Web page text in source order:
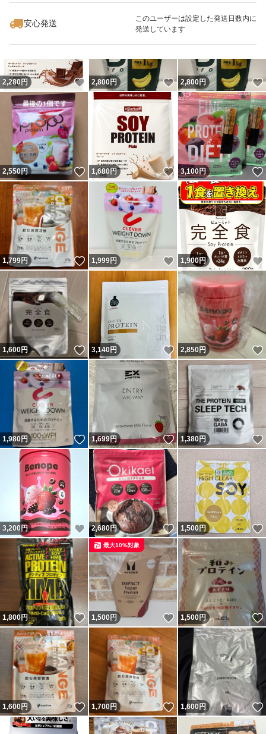
安心発送
このユーザーは設定した発送日数内に
発送しています
2,280 円 いいね！
2,800円 いいね！
2,800円
2,550円 いいね！
1,680円 いいね！
3,100円
1,799円 いいね！
1,999円 いいね！
1,900円
1,600円 いいね！
3,140円 いいね！
2,850円
1,980円 いいね！
1,699円 いいね！
1,380円
3,200円 いいね！
2,680円 いいね！
1,500円
1,800円 いいね！
1,500円 いいね！
最大10%対象
1,500円
1,600円 いいね！
1,700円 いいね！
1,600円